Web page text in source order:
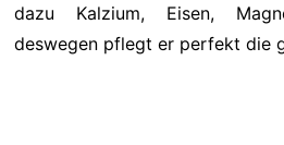
dazu Kalzium, Eisen,
deswegen pflegt er perfekt die